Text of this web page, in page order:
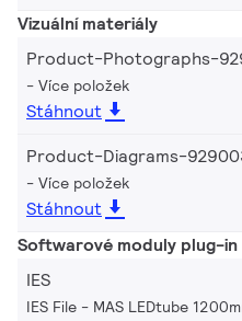
Vizuální materiály
Product-Photographs-
Více položek
Stáhnout
Product-Diagrams-
Více položek
Stáhnout
Softwarové moduly plug-in
IES
IES File - MAS LEDtube